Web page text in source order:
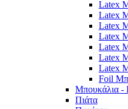
Latex
Latex
Latex
Latex
Latex
Latex
Latex
Foil
Μπουκάλια -
Πιάτα